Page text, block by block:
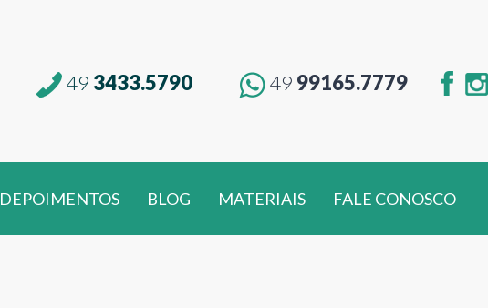
49 3433.5790 49 99165.7779
DEPOIMENTOS BLOG MATERIAIS FALE CONOSCO